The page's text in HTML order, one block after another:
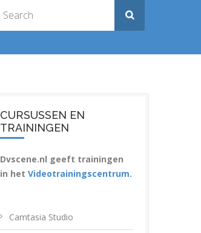
CURSUSSEN EN
TRAININGEN
Dvscene.nl geeft trainingen
in het Videotrainingscentrum.
Camtasia Studio